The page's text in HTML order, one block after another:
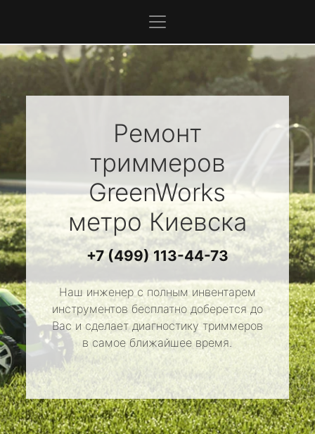
Ремонт
триммеров
GreenWorks
метро Киевска
+7 (499) 113-44-73
Наш инженер с полным инвентарем
инструментов бесплатно доберется до
Вас и сделает диагностику триммеров
в самое ближайшее время.